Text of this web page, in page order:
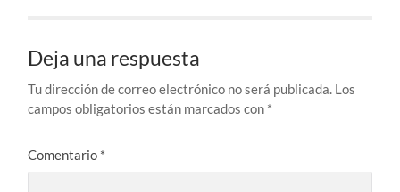
Deja una respuesta
Tu dirección de correo electrónico no será publicada. Los
campos obligatorios están marcados con *
Comentario *